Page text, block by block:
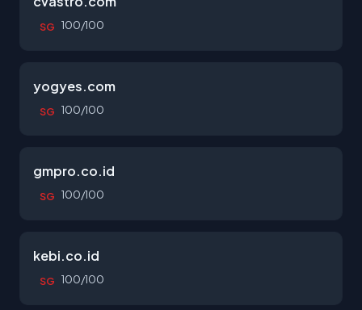
SG 100/100
yogyes.com
SG 100/100
gmpro.co.id
SG 100/100
kebi.co.id
SG 100/100